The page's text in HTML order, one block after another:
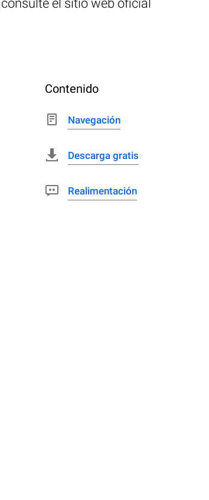
el sitio web oficial
Contenido
Navegación
Descarga gratis
Realimentación